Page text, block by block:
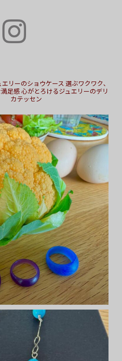
リーのショウケース 選ぶワクワク、
満足感心がとろけるジュエリーのデリ
カテッセン